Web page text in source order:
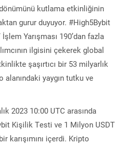
kutlama etkinliğinin
gurur duyuyor. #High5Bybit
Yarışması 190’dan fazla
ilgisini çekerek global
şaşırtıcı bir 53 milyarlık
yaygın tutku ve
2023 10:00 UTC arasında
Kişilik Testi ve 1 Milyon USDT
karışımını içerdi. Kripto